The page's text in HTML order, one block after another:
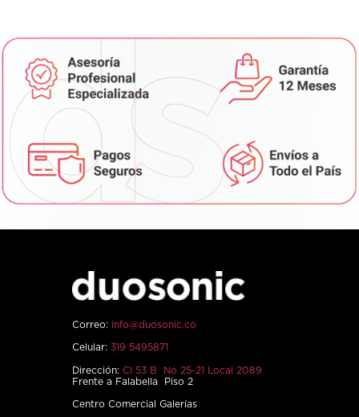
Correo: info@duosonic.co
Celular: 319 5495871
Dirección: Cl 53 B No 25-21 Local 2089
Frente a Falabella Piso 2
Centro Comercial Galerías